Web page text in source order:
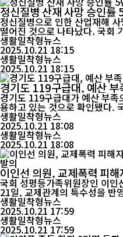
정신질병 산재 사망 승인률
정신질병으로 인한 산업재해
떨어진 것으로 나타났다. 국회 기후에너지환경노동위원회 박해철
의원(더불어민주당·안산시병)
에 따르면, 정신질병 산재 사망
년 34.9%로 크게 하락했다. 정신질병 사망 산재 신청 건수는 해마다
들쭉날쭉했지만 승인...
생활밀착형뉴스
2025.10.21 18:15
생활밀착형뉴스
2025.10.21 18:15
경기도 119구급대, 예산 부
경기도 119구급대가 예산 부
용하고 있는 것으로 확인됐다. 국회 행정안전위원회 정춘생 의원(조
국혁신당·정책위의장)이 소방
도에서 사용되는 주요 일회용
재사용되고 있었다. 비강캐뉼라, 비재호흡마스크 등은 실제 사용량
의 절반가량만 구매된 것으로 나
생활밀착형뉴스
2025.10.21 18:08
생활밀착형뉴스
2025.10.21 18:08
이인선 의원, 교제폭력 피해
대표발의
국회 성평등가족위원장인 이인
21일, 교제관계의 특수성을 반
할 수 있도록 한 「교제폭력범
표 발의했다고 밝혔다. 이 의원은 “교제폭력은 단순한 연인 간 갈등
이 아니라 명백한 범죄임에도,
를 주저하는 경우가 많다”며 “
생활밀착형뉴스
2025.10.21 17:59
생활밀착형뉴스
2025.10.21 17:59